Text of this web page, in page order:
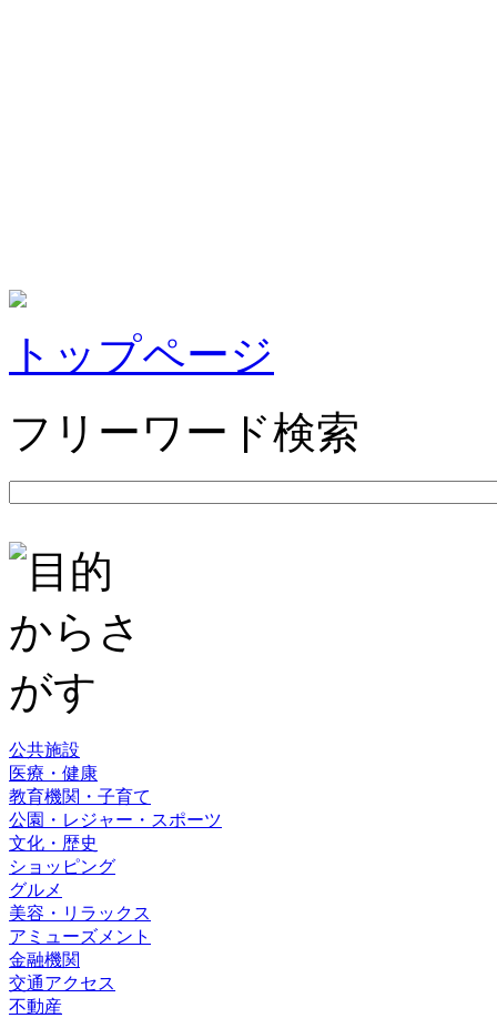
トップページ
フリーワード検索
公共施設
医療・健康
教育機関・子育て
公園・レジャー・スポーツ
文化・歴史
ショッピング
グルメ
美容・リラックス
アミューズメント
金融機関
交通アクセス
不動産